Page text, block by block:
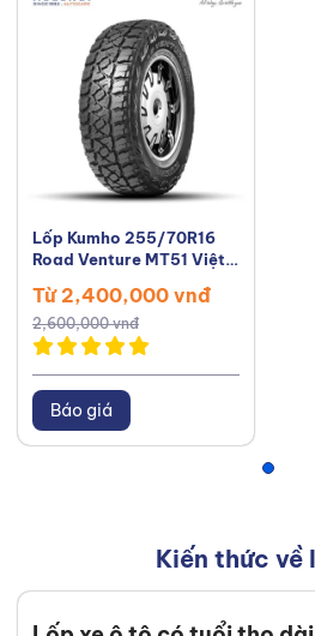
Lốp Kumho 255/70R16
Road Venture MT51 Việt
Từ 2,400,000 vnđ
2,600,000 vnđ
Báo giá
Kiến thức về